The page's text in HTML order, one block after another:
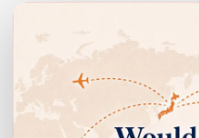
지각과민으로 인한 시린 통증을
시림 케어
슈미텍트 독자 처방으로 치아 신
것이나 양치 자극으로 인한 시린
주문·이용 안내
쇼핑 안내